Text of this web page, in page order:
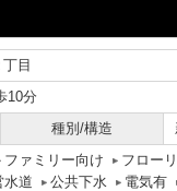
丁目
10分
種別/構造
ファミリー向け フロー
水道 公共下水 電気有